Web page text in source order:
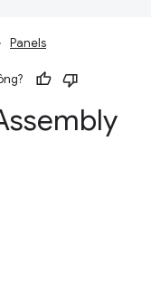
Panels